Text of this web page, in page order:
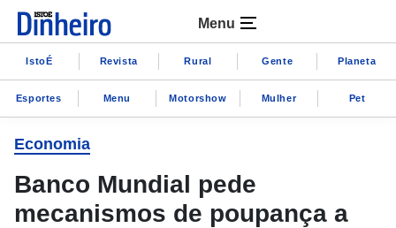
Menu
IstoÉ Revista Rural Gente Planeta
Esportes Menu Motorshow Mulher Pet
Economia
Banco Mundial pede
mecanismos de poupança a